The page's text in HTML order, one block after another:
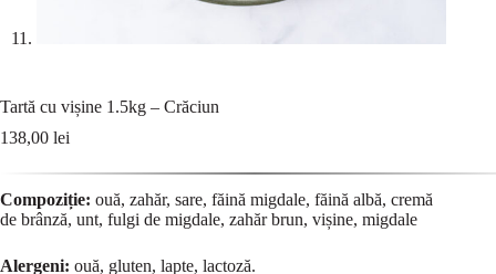
Tartă cu vișine 1.5kg – Crăciun
138,00 lei
Compoziție: ouă, zahăr, sare, făină migdale, făină albă, cremă
de brânză, unt, fulgi de migdale, zahăr brun, vișine, migdale
Alergeni: ouă, gluten, lapte, lactoză.